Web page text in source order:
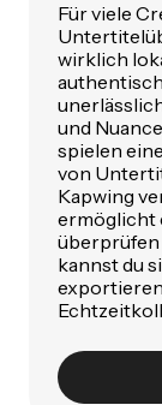
Für viele
wirklich
und
spielen
von
Kapwing
ermöglicht
überprüfen
kannst du